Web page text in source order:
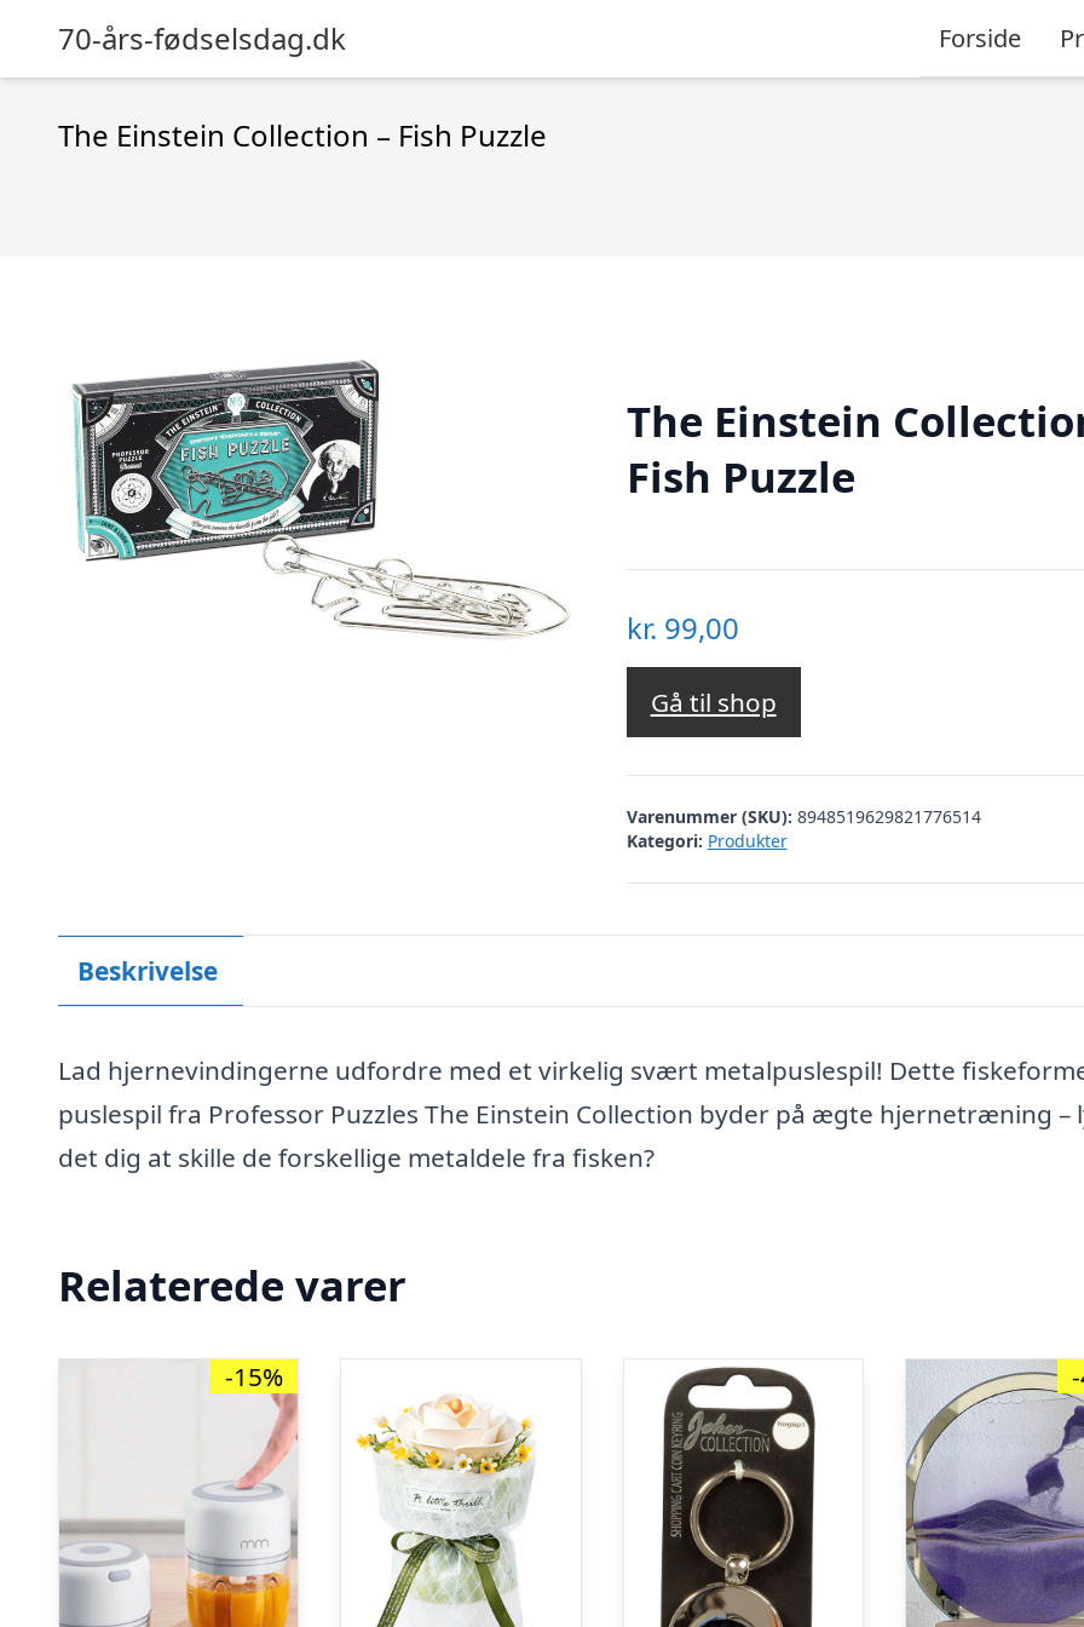
70-års-fødselsdag.dk Forside
The Einstein Collection – Fish Puzzle
The Einstein
Fish Puzzle
kr. 99,00
Gå til shop
Varenummer (SKU): 8948519629821776514
Kategori: Produkter
Beskrivelse
Lad hjernevindingerne udfordre med et virkelig svært metalpuslespil! Dette
puslespil fra Professor Puzzles The Einstein Collection byder på ægte hjernetræning –
det dig at skille de forskellige metaldele fra fisken?
Relaterede varer
-15%